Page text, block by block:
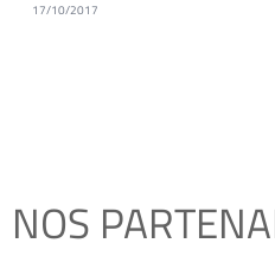
17/10/2017
NOS